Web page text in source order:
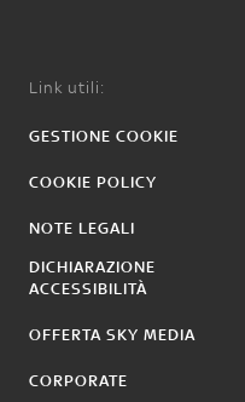
Link utili:
GESTIONE COOKIE
COOKIE POLICY
NOTE LEGALI
DICHIARAZIONE
ACCESSIBILITÀ
OFFERTA SKY MEDIA
CORPORATE